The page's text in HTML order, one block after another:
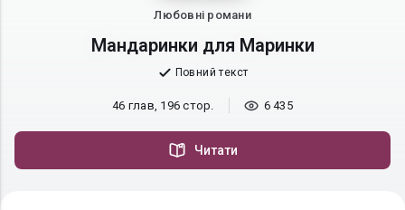
Любовні романи
Мандаринки для Маринки
Повний текст
46 глав, 196 стор. 6 435
Читати